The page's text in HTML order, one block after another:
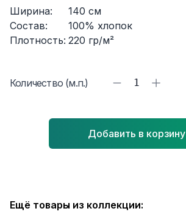
Ширина:
140 см
Состав:
100% хлопок
Плотность: 220 гр/м²
Количество (м.п.) 1
Добавить в корзину
Ещё товары из коллекции: